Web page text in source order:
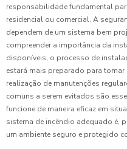
responsabilidade fundamental
residencial ou comercial. A
dependem de um sistema bem
compreender a importância da
disponíveis, o processo de
estará mais preparado para
realização de manutenções
comuns a serem evitados são
funcione de maneira eficaz em
sistema de incêndio adequado é,
um ambiente seguro e protegido